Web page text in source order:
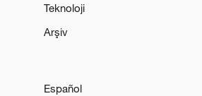
Teknoloji
Arşiv
Español